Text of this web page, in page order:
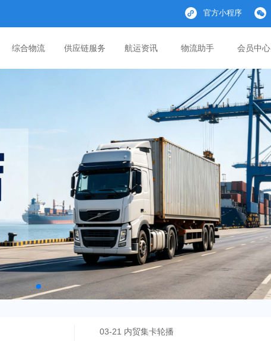
官方小程序
综合物流 供应链服务 航运资讯 物流助手 会员中心
03-21 内贸集卡轮播